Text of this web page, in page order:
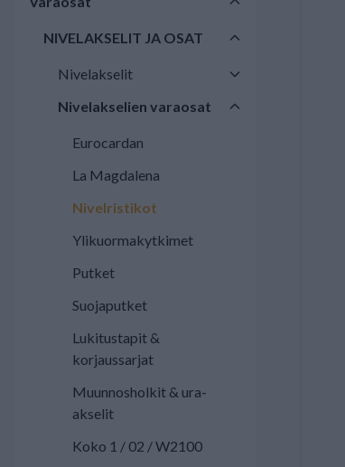
NIVELAKSELIT JA OSAT
Nivelakselit
Nivelakselien varaosat
Eurocardan
La Magdalena
Nivelristikot
Ylikuormakytkimet
Putket
Suojaputket
Lukitustapit &
korjaussarjat
Muunnosholkit & ura-
akselit
Koko 1 / 02 / W2100